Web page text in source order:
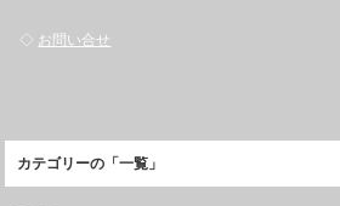
◇ お問い合せ
カテゴリーの「一覧」